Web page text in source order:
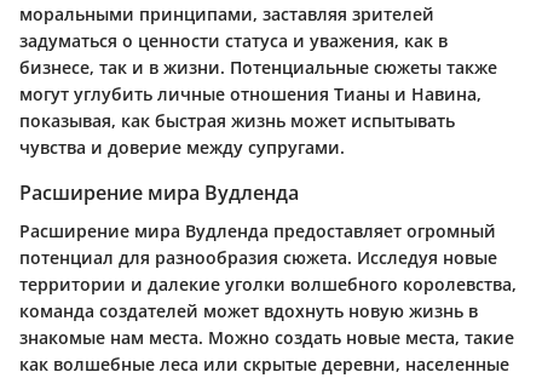
моральными принципами, заставляя зрителей
задуматься о ценности статуса и уважения, как в
бизнесе, так и в жизни. Потенциальные сюжеты также
могут углубить личные отношения Тианы и Навина,
показывая, как быстрая жизнь может испытывать
чувства и доверие между супругами.
Расширение мира Вудленда
Расширение мира Вудленда предоставляет огромный
потенциал для разнообразия сюжета. Исследуя новые
территории и далекие уголки волшебного королевства,
команда создателей может вдохнуть новую жизнь в
знакомые нам места. Можно создать новые места, такие
как волшебные леса или скрытые деревни, населенные